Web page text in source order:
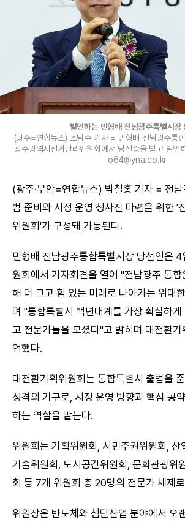
발언하는 민형배 전남광주특별시장
(광주=연합뉴스) 조남수 기자 = 민형배 전남광주통
광주광역시선거관리위원회에서 당선증을 받고 발
o64@yna.co.kr
(광주·무안=연합뉴스) 박철홍 기자 = 전
범 준비와 시정 운영 청사진 마련을 위한 '
위원회'가 구성돼 가동된다.
민형배 전남광주통합특별시장 당선인은 4
원회에서 기자회견을 열어 "전남광주 통
해 더 크고 힘 있는 미래로 나아가는 위대
며 "통합특별시 백년대계를 가장 확실하게
고 전문가들을 모셨다"고 밝히며 대전환기
언했다.
대전환기획위원회는 통합특별시 출범을
성격의 기구로, 시정 운영 방향과 핵심 공
하는 역할을 맡는다.
위원회는 기획위원회, 시민주권위원회, 산
기술위원회, 도시공간위원회, 문화관광위
회 등 7개 위원회 총 20명의 전문가 체제
위원장은 반도체와 첨단산업 분야에서 오